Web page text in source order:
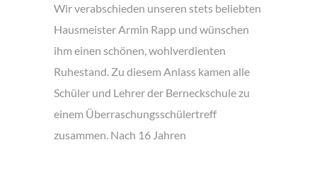
Wir verabschieden unseren stets beliebten
Hausmeister Armin Rapp und wünschen
ihm einen schönen, wohlverdienten
Ruhestand. Zu diesem Anlass kamen alle
Schüler und Lehrer der Berneckschule zu
einem Überraschungsschülertreff
zusammen. Nach 16 Jahren